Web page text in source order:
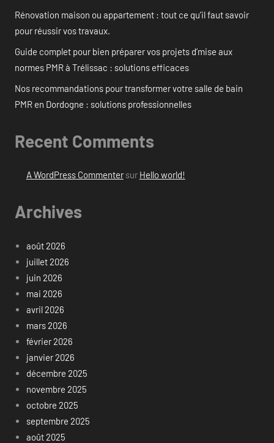
Rénovation maison ou appartement : tout ce qu’il faut savoir
pour réussir vos travaux.
Guide complet pour bien préparer vos projets d’mise aux
normes PMR à Trélissac : solutions efficaces
Nos recommandations pour transformer votre salle de bain
PMR en Dordogne : solutions professionnelles
Recent Comments
A WordPress Commentersur Hello world!
Archives
août 2026
juillet 2026
juin 2026
mai 2026
avril 2026
mars 2026
février 2026
janvier 2026
décembre 2025
novembre 2025
octobre 2025
septembre 2025
août 2025